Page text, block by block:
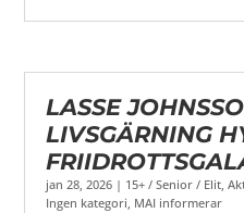
LASSE
LIVSGÄRNING
jan 28, 2026 | 15+ / Senior / Elit,
Ingen kategori, MAI informerar